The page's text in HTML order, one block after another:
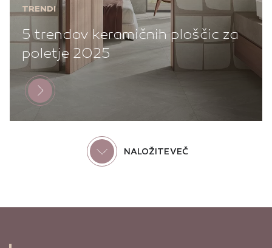
TRENDI
5 trendov keramičnih ploščic za
poletje 2025
NALOŽITE VEČ